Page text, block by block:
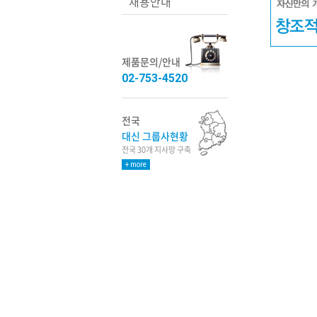
제품문의/안내
02-753-4520
전국
대신 그룹사현황
전국 30개 지사망 구축
+ more